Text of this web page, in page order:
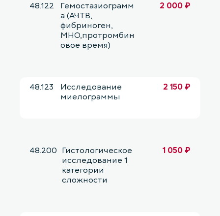
48.122
Гемостазиограмм
а (АЧТВ,
фибриноген,
МНО,протромбин
овое время)
2 000 ₽
48.123
Исследование
миелограммы
2 150 ₽
48.200 Гистологическое
исследование 1
категории
сложности
1 050 ₽